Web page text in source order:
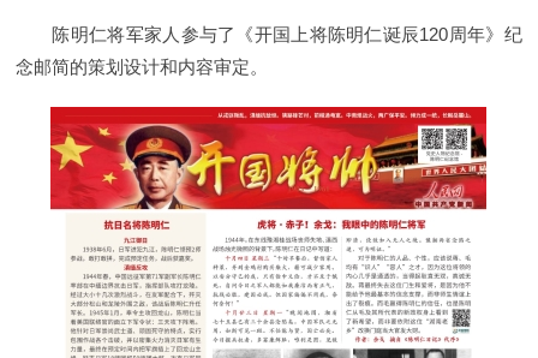
陈明仁将军家人参与了《开国上将陈明仁诞辰120周年》纪
念邮简的策划设计和内容审定。